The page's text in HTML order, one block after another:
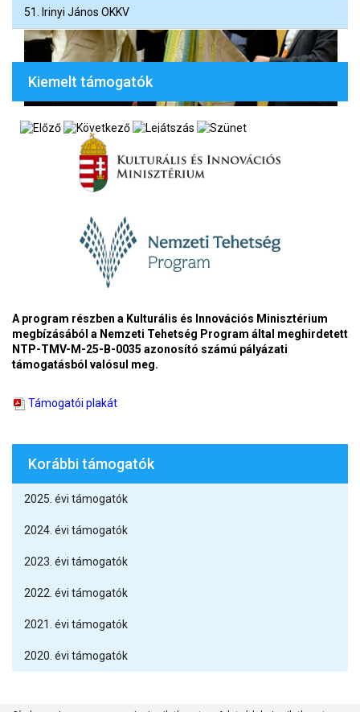
51. Irinyi János OKKV
Kiemelt támogatók
A program részben a Kulturális és Innovációs Minisztérium
megbízásából a Nemzeti Tehetség Program által meghirdetett
NTP-TMV-M-25-B-0035 azonosító számú pályázati
támogatásból valósul meg.
Támogatói plakát
Korábbi támogatók
2025. évi támogatók
2024. évi támogatók
2023. évi támogatók
2022. évi támogatók
2021. évi támogatók
2020. évi támogatók